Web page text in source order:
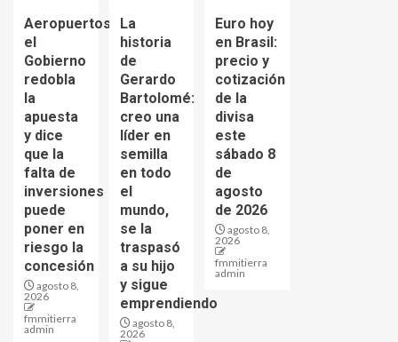
Aeropuertos:
el
Gobierno
redobla
la
apuesta
y dice
que la
falta de
inversiones
puede
poner en
riesgo la
concesión
agosto 8,
2026
fmmitierra
admin
La
historia
de
Gerardo
Bartolomé:
creo una
líder en
semilla
en todo
el
mundo,
se la
traspasó
a su hijo
y sigue
emprendiendo
agosto 8,
2026
Euro hoy
en Brasil:
precio y
cotización
de la
divisa
este
sábado 8
de
agosto
de 2026
agosto 8,
2026
fmmitierra
admin